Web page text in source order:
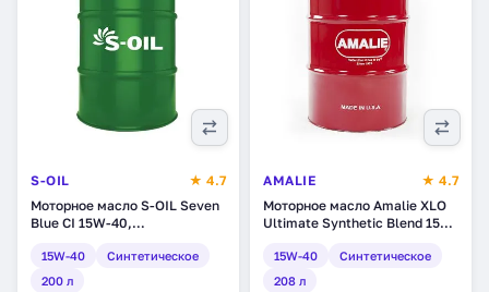
S-OIL
★ 4.7
Моторное масло S-OIL Seven
Blue CI 15W-40,
(BL15W40_200)
15W-40
Синтетическое
200 л
AMALIE
★ 4.7
Моторное масло Amalie XLO
Ultimate Synthetic Blend 15W-
(160-79103-05)
15W-40
Синтетическое
208 л